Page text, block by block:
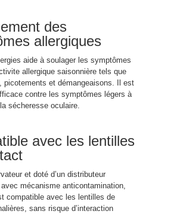
des
allergiques
aide à soulager les symptômes
allergique saisonnière tels que
picotements et démangeaisons. Il est
contre les symptômes légers à
sécheresse oculaire.
avec les lentilles
et doté d’un distributeur
mécanisme anticontamination,
compatible avec les lentilles de
sans risque d’interaction